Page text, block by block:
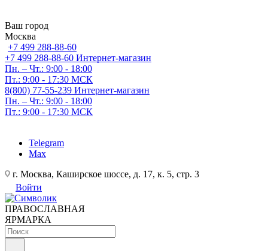
Ваш город
Москва
+7 499 288-88-60
+7 499 288-88-60 Интернет-магазин
Пн. – Чт.: 9:00 - 18:00
Пт.: 9:00 - 17:30 МСК
8(800) 77-55-239 Интернет-магазин
Пн. – Чт.: 9:00 - 18:00
Пт.: 9:00 - 17:30 МСК
Telegram
Max
г. Москва, Каширское шоссе, д. 17, к. 5, стр. 3
Войти
ПРАВОСЛАВНАЯ
ЯРМАРКА